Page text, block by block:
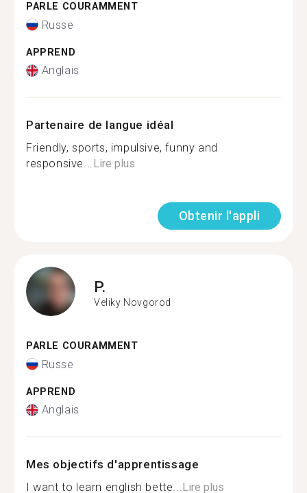
PARLE COURAMMENT
Russe
APPREND
Anglais
Partenaire de langue idéal
Friendly, sports, impulsive, funny and
responsive...Lire plus
Obtenir l'appli
P.
Veliky Novgorod
PARLE COURAMMENT
Russe
APPREND
Anglais
Mes objectifs d'apprentissage
I want to learn english bette...Lire plus